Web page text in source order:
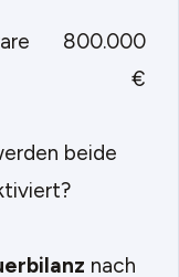
800.000
€
beide
nach